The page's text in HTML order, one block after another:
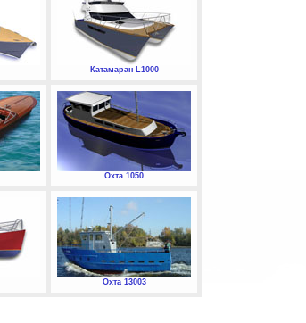
Катамаран L1000
Охта 1050
Охта 13003